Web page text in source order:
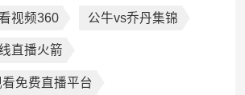
视频360 公牛vs乔丹集锦
直播火箭
免费直播平台